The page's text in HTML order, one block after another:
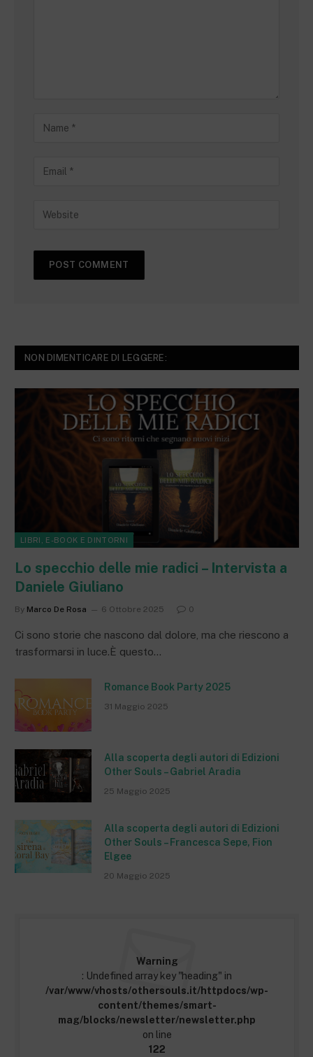
NON DIMENTICARE DI LEGGERE:
LIBRI, E-BOOK E DINTORNI
Lo specchio delle mie radici – Intervista a
Daniele Giuliano
By Marco De Rosa 6 Ottobre 2025 0
Ci sono storie che nascono dal dolore, ma che riescono a
trasformarsi in luce.È questo…
Romance Book Party 2025
31 Maggio 2025
Alla scoperta degli autori di Edizioni
Other Souls – Gabriel Aradia
25 Maggio 2025
Alla scoperta degli autori di Edizioni
Other Souls – Francesca Sepe, Fion
Elgee
20 Maggio 2025
Warning
: Undefined array key "heading" in
/var/www/vhosts/othersouls.it/httpdocs/wp-
content/themes/smart-
mag/blocks/newsletter/newsletter.php
on line
122